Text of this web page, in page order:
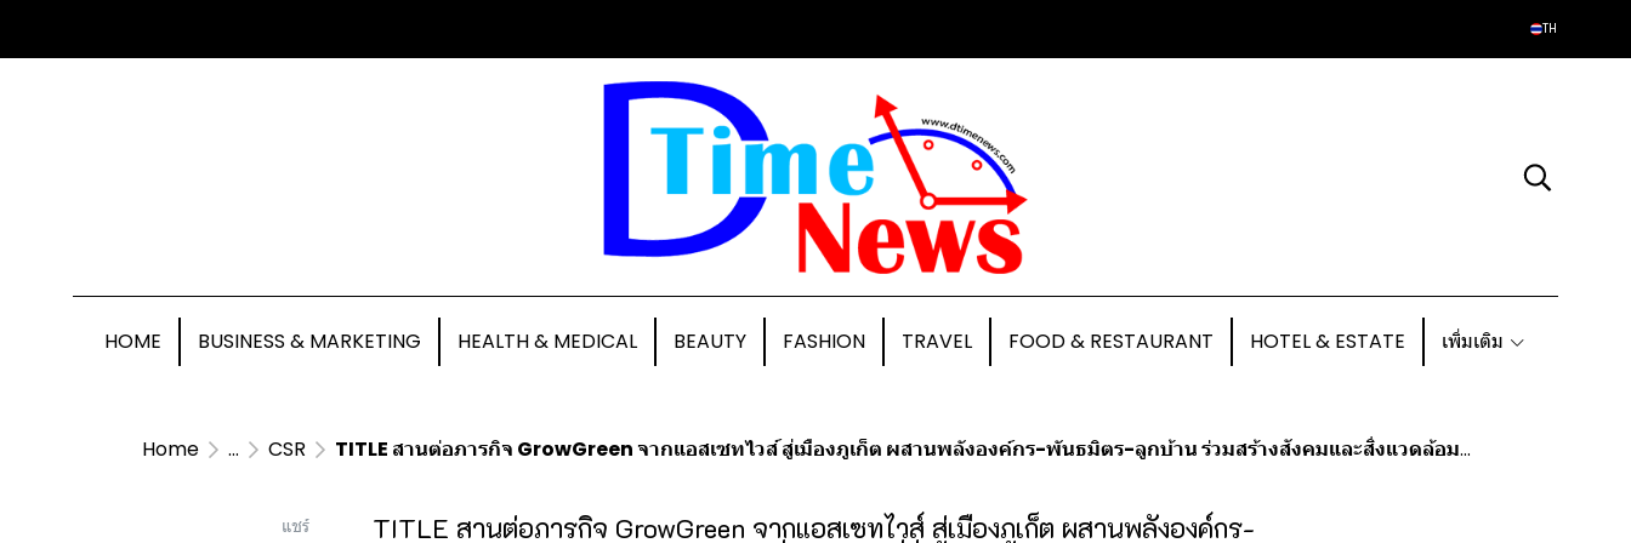
TH
HOME BUSINESS & MARKETING HEALTH & MEDICAL BEAUTY FASHION TRAVEL FOOD & RESTAURANT HOTEL & ESTATE เพิ่มเติม
Home ... CSR TITLE สานต่อภารกิจ GrowGreen จากแอสเซทไวส์ สู่เมืองภูเก็ต ผสานพลังองค์กร-พันธมิตร-ลูกบ้าน ร่วมสร้างสังคมและสิ่งแวดล้อมที่ยั่งยืน
แชร์
TITLE สานต่อภารกิจ GrowGreen จากแอสเซทไวส์ สู่เมืองภูเก็ต ผสานพลังองค์กร-